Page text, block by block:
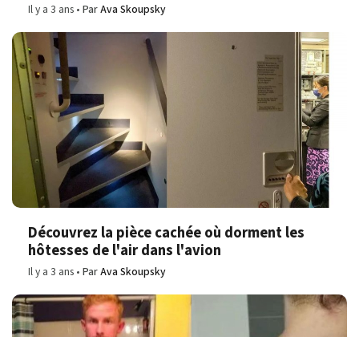
Il y a 3 ans ParAva Skoupsky
Découvrez la pièce cachée où dorment les
hôtesses de l'air dans l'avion
Il y a 3 ans ParAva Skoupsky